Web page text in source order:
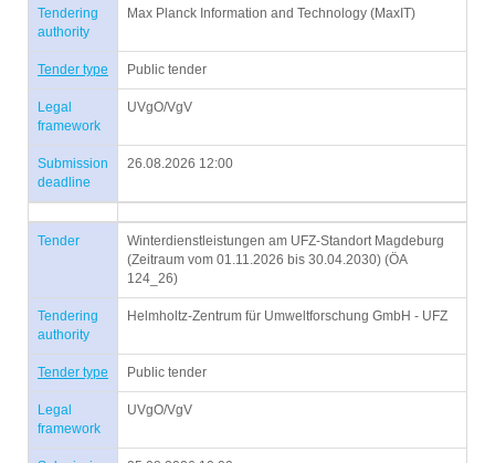
Tendering
authority
Max Planck Information and Technology (MaxIT)
Tender type Public tender
Legal
framework
UVgO/VgV
Submission
deadline
26.08.2026 12:00
Tender
Winterdienstleistungen am UFZ-Standort Magdeburg
(Zeitraum vom 01.11.2026 bis 30.04.2030) (ÖA
124_26)
Tendering
authority
Helmholtz-Zentrum für Umweltforschung GmbH - UFZ
Tender type Public tender
Legal
framework
UVgO/VgV